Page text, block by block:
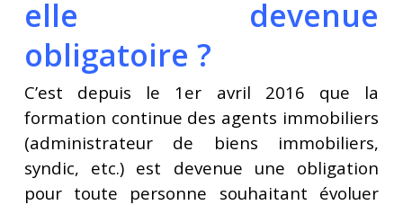
elle devenue
obligatoire ?
C’est depuis le 1er avril 2016 que la
formation continue des agents immobiliers
(administrateur de biens immobiliers,
syndic, etc.) est devenue une obligation
pour toute personne souhaitant évoluer